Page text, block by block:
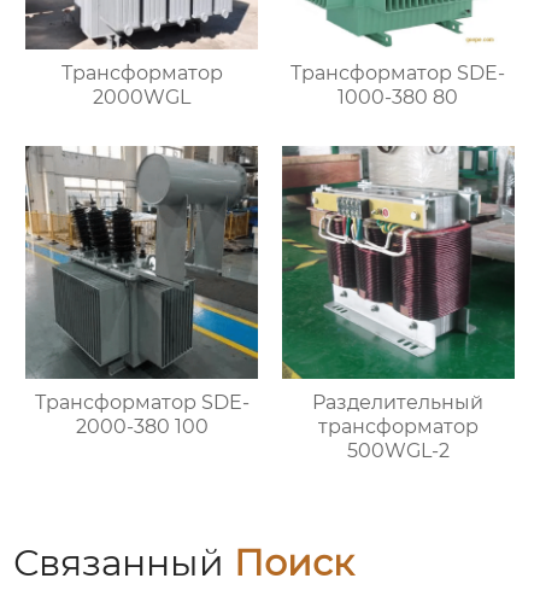
Трансформатор
2000WGL
Трансформатор SDE-
1000-380 80
Трансформатор SDE-
2000-380 100
Разделительный
трансформатор
500WGL-2
Связанный Поиск